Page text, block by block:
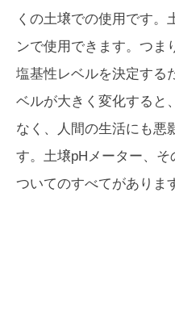
くの土壌での使用です。
ンで使用できます。つま
塩基性レベルを決定する
ベルが大きく変化すると
なく、人間の生活にも悪
す。土壌pHメーター、
ついてのすべてがありま